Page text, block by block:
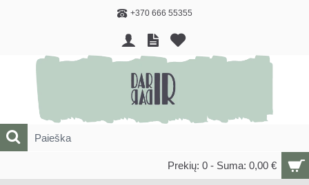
+370 666 55355
Prekių: 0 - Suma: 0,00 €